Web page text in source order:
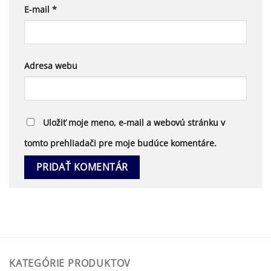
E-mail *
Adresa webu
Uložiť moje meno, e-mail a webovú stránku v
tomto prehliadači pre moje budúce komentáre.
KATEGÓRIE PRODUKTOV